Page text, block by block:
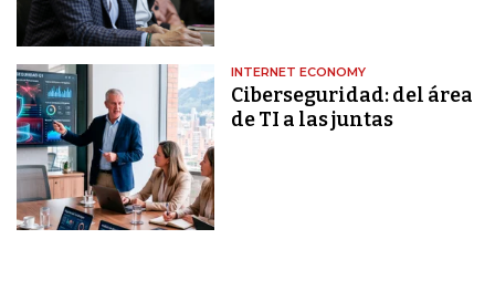
INTERNET ECONOMY
Ciberseguridad: del área
de TI a las juntas